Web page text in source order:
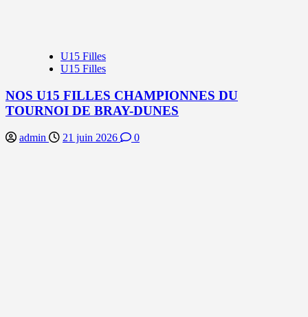
U15 Filles
U15 Filles
NOS U15 FILLES CHAMPIONNES DU
TOURNOI DE BRAY-DUNES
admin 21 juin 2026 0